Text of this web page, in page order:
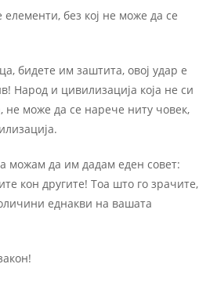
без кој не може да се
бидете им заштита, овој удар е
Народ и цивилизација која не си
не може да се нарече ниту човек,
можам да им дадам еден совет:
кон другите! Тоа што го зрачите,
еднакви на вашата